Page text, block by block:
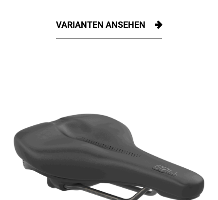
VARIANTEN ANSEHEN